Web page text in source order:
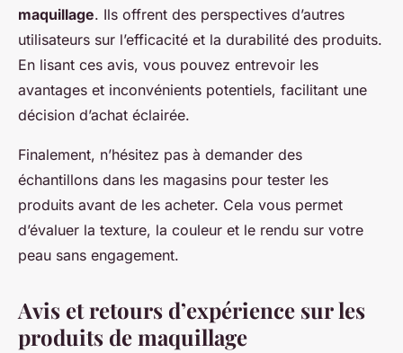
maquillage. Ils offrent des perspectives d’autres
utilisateurs sur l’efficacité et la durabilité des produits.
En lisant ces avis, vous pouvez entrevoir les
avantages et inconvénients potentiels, facilitant une
décision d’achat éclairée.
Finalement, n’hésitez pas à demander des
échantillons dans les magasins pour tester les
produits avant de les acheter. Cela vous permet
d’évaluer la texture, la couleur et le rendu sur votre
peau sans engagement.
Avis et retours d’expérience sur les
produits de maquillage